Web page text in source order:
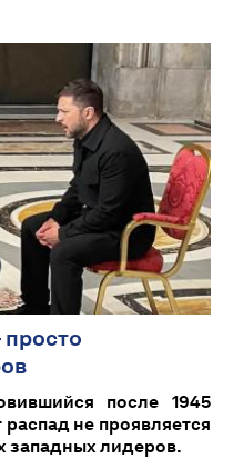
просто
после 1945
не проявляется
западных лидеров.